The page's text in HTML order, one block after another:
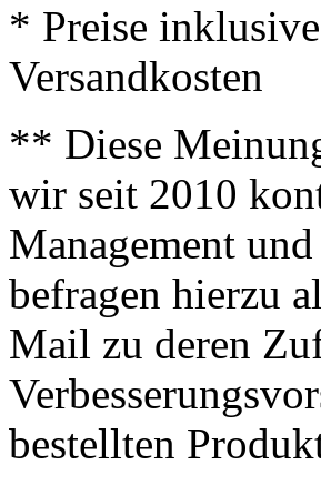
* Preise
Versandkosten
** Diese
wir seit 2010
Management
befragen hierzu
Mail zu deren
bestellten